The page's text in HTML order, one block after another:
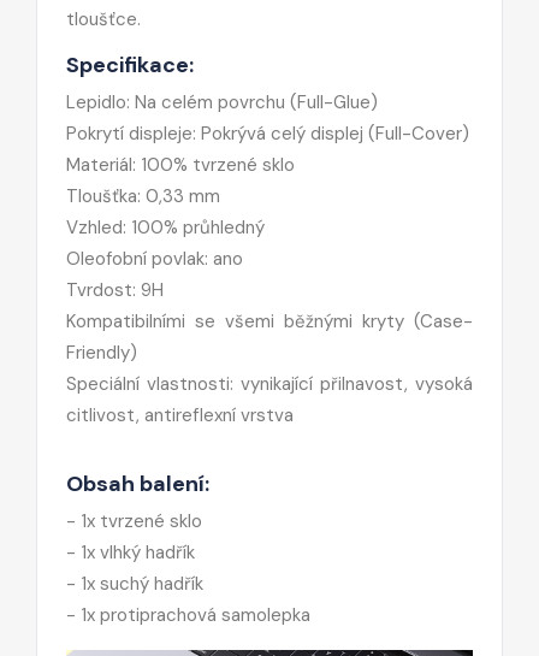
tloušťce.
Specifikace:
Lepidlo: Na celém povrchu (Full-Glue)
Pokrytí displeje: Pokrývá celý displej (Full-Cover)
Materiál: 100% tvrzené sklo
Tloušťka: 0,33 mm
Vzhled: 100% průhledný
Oleofobní povlak: ano
Tvrdost: 9H
Kompatibilními se všemi běžnými kryty (Case-
Friendly)
Speciální vlastnosti: vynikající přilnavost, vysoká
citlivost, antireflexní vrstva
Obsah balení:
- 1x tvrzené sklo
- 1x vlhký hadřík
- 1x suchý hadřík
- 1x protiprachová samolepka